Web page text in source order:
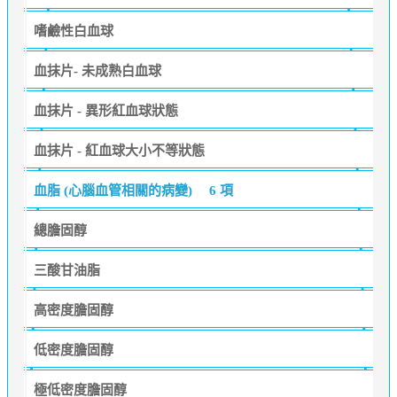
嗜鹼性白血球
血抹片- 未成熟白血球
血抹片 - 異形紅血球狀態
血抹片 - 紅血球大小不等狀態
血脂 (心腦血管相關的病變) 6 項
總膽固醇
三酸甘油脂
高密度膽固醇
低密度膽固醇
極低密度膽固醇